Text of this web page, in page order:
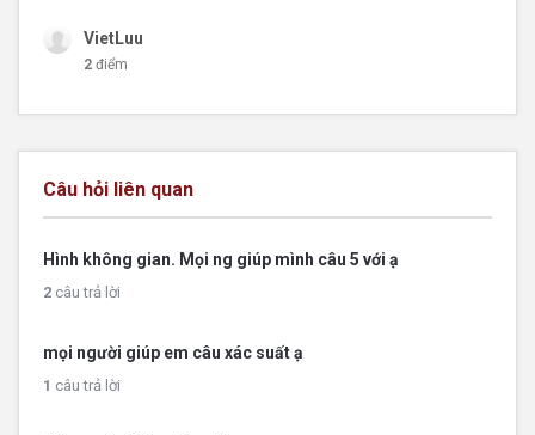
VietLuu
2 điểm
Câu hỏi liên quan
Hình không gian. Mọi ng giúp mình câu 5 với ạ
2 câu trả lời
mọi người giúp em câu xác suất ạ
1 câu trả lời